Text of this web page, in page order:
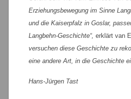
Erziehungsbewegung im Sinne
und die Kaiserpfalz in Goslar,
Langbehn-Geschichte“, erklärt van
versuchen diese Geschichte zu
eine andere Art, in die Geschichte
Hans-Jürgen Tast